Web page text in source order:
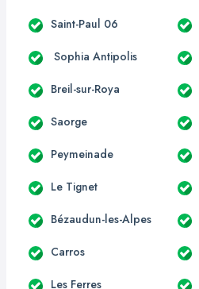
Saint-Paul 06
Sophia Antipolis
Breil-sur-Roya
Saorge
Peymeinade
Le Tignet
Bézaudun-les-Alpes
Carros
Les Ferres